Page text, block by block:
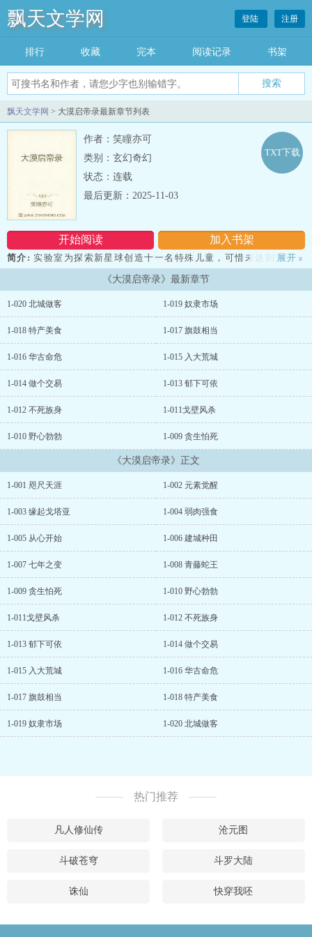
飘天文学网 登陆 注册
排行 收藏 完本 阅读记录 书架
飘天文学网 > 大漠启帝录最新章节列表
作者：笑瞳亦可
类别：玄幻奇幻
状态：连载
开始阅读 加入书架
TXT下载
最后更新：2025-11-03
简介: 实验室为探索新星球创造十一名特殊儿童，可惜未达到完美。
孩子们在即将被销毁时逃离空中堡垒，分散落在原始奴隶制的亚泽沃
大陆。 所有人想重新聚在一起，但十年过去每个人成长环境、身份
各不相同。 他们还能保持本心，相依为命吗？...
展开 »
《大漠启帝录》最新章节
1-020 北城做客 1-019 奴隶市场
1-018 特产美食 1-017 旗鼓相当
1-016 华古命危 1-015 入大荒城
1-014 做个交易 1-013 郁下可依
1-012 不死族身 1-011戈壁风杀
1-010 野心勃勃 1-009 贪生怕死
《大漠启帝录》正文
1-001 咫尺天涯 1-002 元素觉醒
1-003 缘起戈塔亚 1-004 弱肉强食
1-005 从心开始 1-006 建城种田
1-007 七年之变 1-008 青藤蛇王
1-009 贪生怕死 1-010 野心勃勃
1-011戈壁风杀 1-012 不死族身
1-013 郁下可依 1-014 做个交易
1-015 入大荒城 1-016 华古命危
1-017 旗鼓相当 1-018 特产美食
1-019 奴隶市场 1-020 北城做客
热门推荐
凡人修仙传 沧元图
斗破苍穹 斗罗大陆
诛仙 快穿我呸